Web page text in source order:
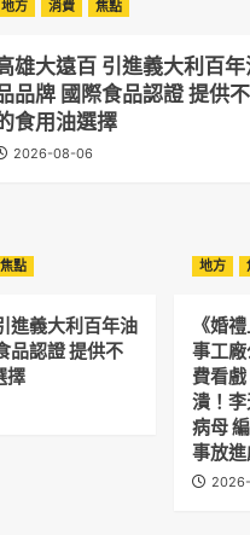
地方 消費 焦點
雄大遠百 引進義大利百年
品牌 國際食品認證 提供
食用油選擇
2026-08-06
焦點
進義大利百年油
品認證 提供不
擇
地方
《婚
事工
費看
潰！
病母
事放